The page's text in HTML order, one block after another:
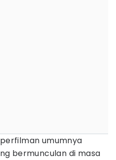
umumnya
bermunculan di masa